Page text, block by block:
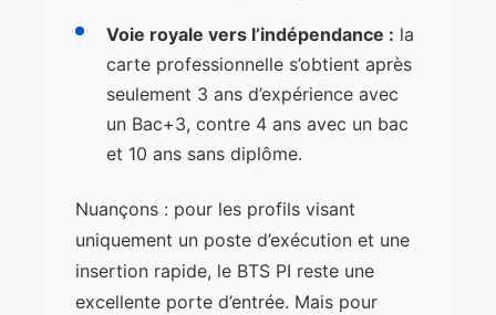
Voie royale vers l’indépendance : la
carte professionnelle s’obtient après
seulement 3 ans d’expérience avec
un Bac+3, contre 4 ans avec un bac
et 10 ans sans diplôme.
Nuançons : pour les profils visant
uniquement un poste d’exécution et une
insertion rapide, le BTS PI reste une
excellente porte d’entrée. Mais pour